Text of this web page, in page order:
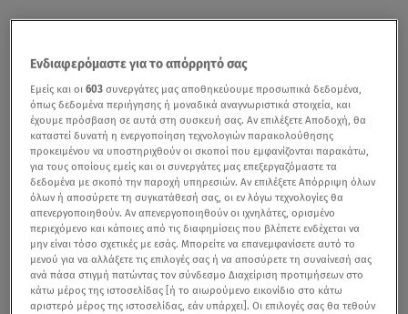
Ενδιαφερόμαστε για το απόρρητό σας
Εμείς και οι603 συνεργάτες μας αποθηκεύουμε προσωπικά δεδομένα,
όπως δεδομένα περιήγησης ή μοναδικά αναγνωριστικά στοιχεία, και
έχουμε πρόσβαση σε αυτά στη συσκευή σας. Αν επιλέξετε Αποδοχή, θα
καταστεί δυνατή η ενεργοποίηση τεχνολογιών παρακολούθησης
προκειμένου να υποστηριχθούν οι σκοποί που εμφανίζονται παρακάτω,
για τους οποίους εμείς και οι συνεργάτες μας επεξεργαζόμαστε τα
δεδομένα με σκοπό την παροχή υπηρεσιών. Αν επιλέξετε Απόρριψη όλων
όλων ή αποσύρετε τη συγκατάθεσή σας, οι εν λόγω τεχνολογίες θα
απενεργοποιηθούν. Αν απενεργοποιηθούν οι ιχνηλάτες, ορισμένο
περιεχόμενο και κάποιες από τις διαφημίσεις που βλέπετε ενδέχεται να
μην είναι τόσο σχετικές με εσάς. Μπορείτε να επανεμφανίσετε αυτό το
μενού για να αλλάξετε τις επιλογές σας ή να αποσύρετε τη συναίνεσή σας
ανά πάσα στιγμή πατώντας τον σύνδεσμο Διαχείριση προτιμήσεων στο
κάτω μέρος της ιστοσελίδας [ή το αιωρούμενο εικονίδιο στο κάτω
αριστερό μέρος της ιστοσελίδας, εάν υπάρχει]. Οι επιλογές σας θα τεθούν